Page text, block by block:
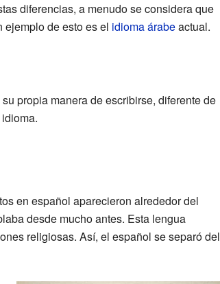
diferencias, a menudo se considera que
ejemplo de esto es el idioma árabeactual.
propia manera de escribirse, diferente de
en español aparecieron alrededor del
desde mucho antes. Esta lengua
religiosas. Así, el español se separó del